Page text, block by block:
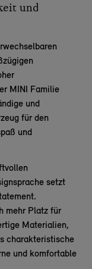
und
MINI Familie
und
für den
und
setzt
mehr Platz für
Materialien,
charakteristische
und komfortable